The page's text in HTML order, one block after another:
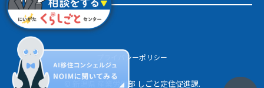
市町村情報
プライバシーポリシー
© 新潟県 産業労働部 しごと定住促進課.